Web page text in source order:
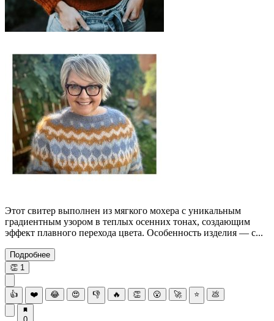
Этот свитер выполнен из мягкого мохера с уникальным
градиентным узором в теплых осенних тонах, создающим
эффект плавного перехода цвета. Особенность изделия — с...
Подробнее
👏 1
👍 ❤️ 😂 😍 👎 🔥 👏 😮 🚀 ⭐ 💩